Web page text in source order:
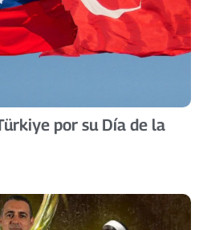
por su Día de la